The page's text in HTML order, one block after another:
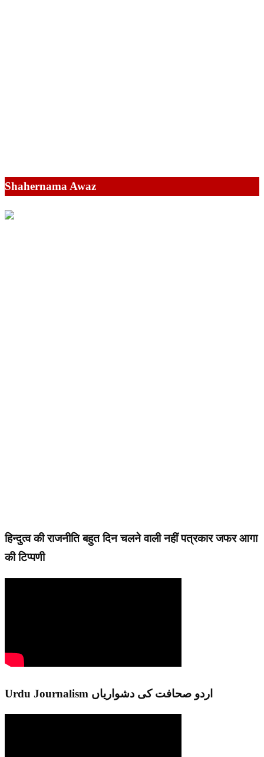
Shahernama Awaz
हिन्दुत्व की राजनीति बहुत दिन चलने वाली नहीं पत्रकार जफर आगा
की टिप्पणी
Urdu Journalism اردو صحافت کی دشواریاں